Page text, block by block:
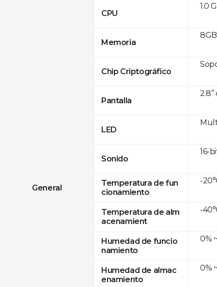
General
CPU
Memoria
Chip Criptográfico
Pantalla
LED
Sonido
Temperatura de fun
cionamiento
Temperatura de alm
acenamient
Humedad de funcio
namiento
Humedad de almac
enamiento
1.0
2.8”
16-
-
-
0%
0%